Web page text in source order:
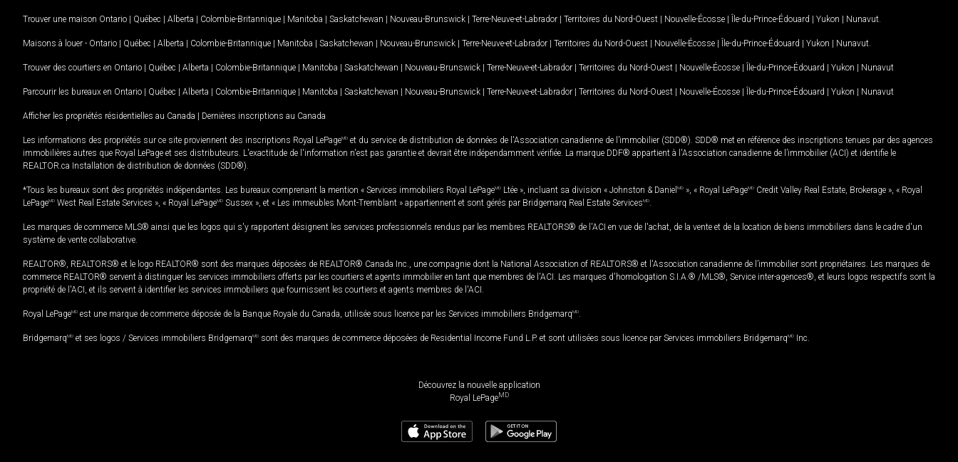
Trouver une maison Ontario | Québec | Alberta | Colombie-Britannique | Manitoba | Saskatchewan | Nouveau-Brunswick | Terre-Neuve-et-Labrador | Territoires du Nord-Ouest | Nouvelle-Écosse | Île-du-Prince-Édouard | Yukon | Nunavut
Maisons à louer - Ontario | Québec | Alberta | Colombie-Britannique | Manitoba | Saskatchewan | Nouveau-Brunswick | Terre-Neuve-et-Labrador | Territoires du Nord-Ouest | Nouvelle-Écosse | Île-du-Prince-Édouard | Yukon | Nunavut
Trouver des courtiers en Ontario | Québec | Alberta | Colombie-Britannique | Manitoba | Saskatchewan | Nouveau-Brunswick | Terre-Neuve-et-Labrador | Territoires du Nord-Ouest | Nouvelle-Écosse | Île-du-Prince-Édouard | Yukon | Nunavut
Parcourir les bureaux en Ontario | Québec | Alberta | Colombie-Britannique | Manitoba | Saskatchewan | Nouveau-Brunswick | Terre-Neuve-et-Labrador | Territoires du Nord-Ouest | Nouvelle-Écosse | Île-du-Prince-Édouard | Yukon | Nunavut
Afficher les propriétés résidentielles au Canada | Dernières inscriptions au Canada
Les informations des propriétés sur ce site proviennent des inscriptions Royal LePageMD et du service de distribution de données de l'Association canadienne de l’immobilier (SDD®). SDD® met en référence des inscriptions tenues par des agences
immobilières autres que Royal LePage et ses distributeurs. L'exactitude de l'information n'est pas garantie et devrait être indépendamment vérifiée. La marque DDF® appartient à l'Association canadienne de l’immobilier (ACI) et identifie le
REALTOR.ca Installation de distribution de données (SDD®).
*Tous les bureaux sont des propriétés indépendantes. Les bureaux comprenant la mention « Services immobiliers Royal LePageMD Ltée », incluant sa division « Johnston & Daniel MD », « Royal LePageMD Credit Valley Real Estate, Brokerage », « Royal
LePageMD West Real Estate Services », « Royal LePageMD Sussex », et « Les immeubles Mont-Tremblant » appartiennent et sont gérés par Bridgemarq Real Estate ServicesMD
Les marques de commerce MLS® ainsi que les logos qui s'y rapportent désignent les services professionnels rendus par les membres REALTORS® de l'ACI en vue de l'achat, de la vente et de la location de biens immobiliers dans le cadre d'un
système de vente collaborative.
REALTOR®, REALTORS® et le logo REALTOR® sont des marques déposées de REALTOR® Canada Inc., une compagnie dont la National Association of REALTORS® et l'Association canadienne de l’immobilier sont propriétaires. Les marques de
commerce REALTOR® servent à distinguer les services immobiliers offerts par les courtiers et agents immobilier en tant que membres de l'ACI. Les marques d'homologation S.I.A.® /MLS®, Service inter-agences®, et leurs logos respectifs sont la
propriété de l'ACI, et ils servent à identifier les services immobiliers que fournissent les courtiers et agents membres de l'ACI.
Royal LePageMD est une marque de commerce déposée de la Banque Royale du Canada, utilisée sous licence par les Services immobiliers BridgemarqMD
BridgemarqMD et ses logos / Services immobiliers BridgemarqMD sont des marques de commerce déposées de Residential Income Fund L.P. et sont utilisées sous licence par Services immobiliers BridgemarqMD Inc.
Découvrez la nouvelle application
Royal LePageMD